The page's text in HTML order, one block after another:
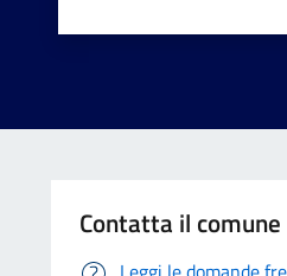
Contatta il comune